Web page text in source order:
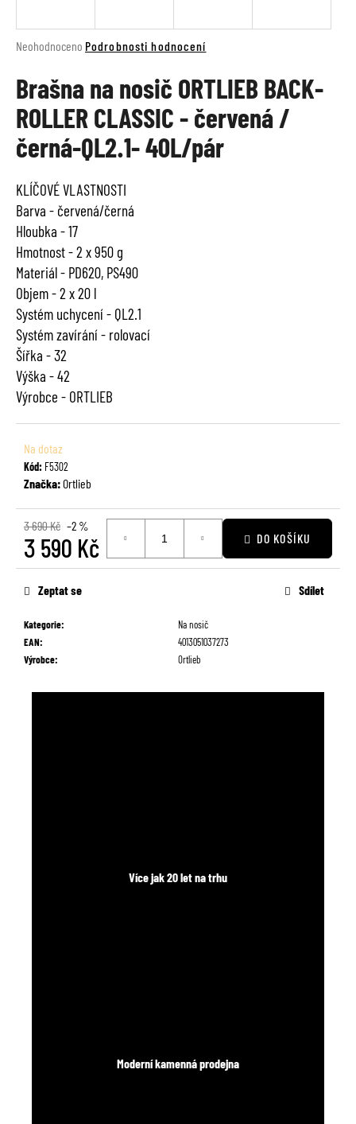
Průměrné
produktu
je
0,0
z
5
Neohodnoceno Podrobnosti hodnocení
Brašna na nosič ORTLIEB BACK-
ROLLER CLASSIC - červená /
černá-QL2.1- 40L/pár
KLÍČOVÉ VLASTNOSTI
Barva - červená/černá
Hloubka - 17
Hmotnost - 2 x 950 g
Materiál - PD620, PS490
Objem - 2 x 20 l
Systém uchycení - QL2.1
Systém zavírání - rolovací
Šířka - 32
Výška - 42
Výrobce - ORTLIEB
Na dotaz
Kód: F5302
Značka:Ortlieb
3 690 Kč –2 %
3 590 Kč
Měrná
cena:
DO KOŠÍKU
Kategorie:
Na nosič
EAN:
4013051037273
Výrobce: Ortlieb
Zeptat se Sdílet
Více jak 20 let na trhu
Moderní kamenná prodejna
j
t
?
HLEDAT
D
o
p
o
r
u
č
u
j